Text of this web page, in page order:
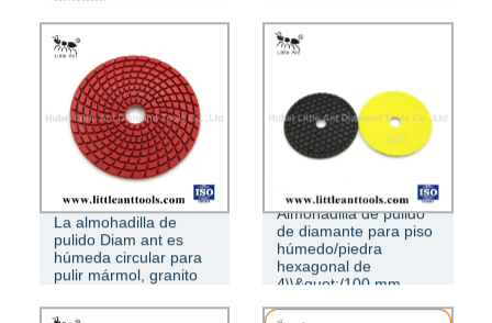
La almohadilla de
pulido Diam ant es
húmeda circular para
pulir mármol, granito
Almohadilla de pulido
de diamante para piso
húmedo/piedra
hexagonal de
4\\&quot;/100 mm